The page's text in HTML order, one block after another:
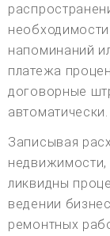
напоминаний
платежа
договорные
автоматически.
Записывая
ликвидны
ведении
ремонтных